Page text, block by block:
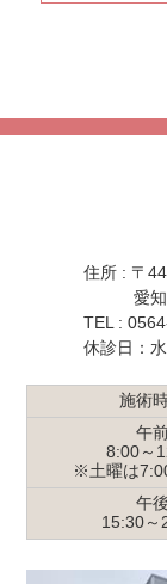
住所 : 〒
愛知県
TEL :
休診日：
施術
午
8:00～
※土曜は
午後
15:30～